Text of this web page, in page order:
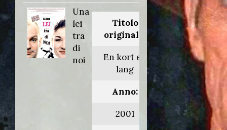
Una
lei
tra
di
noi
Titolo
originale:
En kort en
lang
Anno:
2001